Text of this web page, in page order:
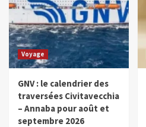
Voyage
GNV : le calendrier des
traversées Civitavecchia
– Annaba pour août et
septembre 2026